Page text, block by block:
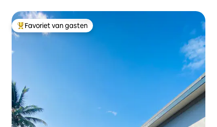
Topfavoriet van gasten
Favoriet van gasten